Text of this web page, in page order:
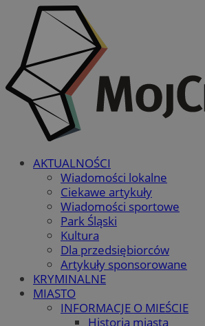
AKTUALNOŚCI
Wiadomości lokalne
Ciekawe artykuły
Wiadomości sportowe
Park Śląski
Kultura
Dla przedsiębiorców
Artykuły sponsorowane
KRYMINALNE
MIASTO
INFORMACJE O MIEŚCIE
Historia miasta